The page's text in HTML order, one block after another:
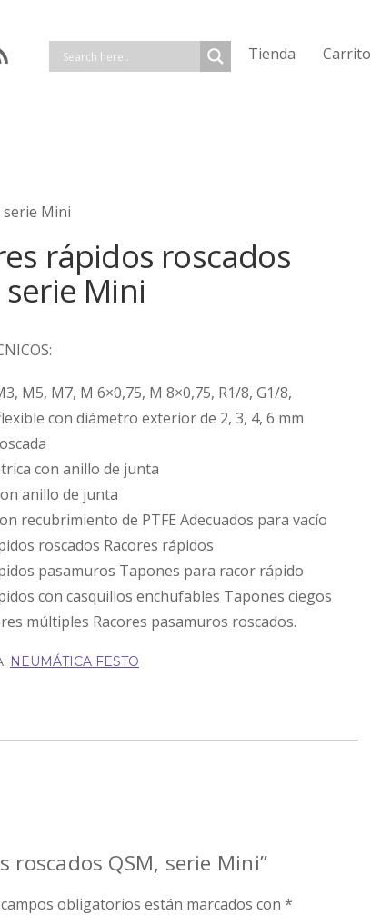
Tienda Carrito
serie Mini
rápidos roscados
serie Mini
M5, M7, M 6×0,75, M 8×0,75, R1/8, G1/8,
con diámetro exterior de 2, 3, 4, 6 mm
con anillo de junta
anillo de junta
recubrimiento de PTFE Adecuados para vacío
roscados Racores rápidos
pasamuros Tapones para racor rápido
con casquillos enchufables Tapones ciegos
múltiples Racores pasamuros roscados.
NEUMÁTICA FESTO
roscados QSM, serie Mini”
obligatorios están marcados con *